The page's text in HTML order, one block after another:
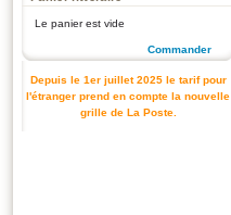
Le panier est vide
Commander
Depuis le 1er juillet 2025 le tarif pour
l'étranger prend en compte la nouvelle
grille de La Poste.